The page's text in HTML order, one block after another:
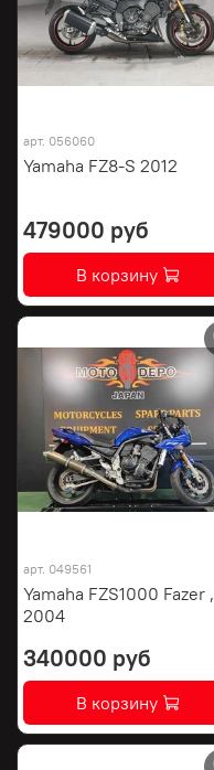
арт. 056060
Yamaha FZ8-S 2012
479000 руб
В корзину
арт. 049561
Yamaha FZS1000 Fazer ,
2004
340000 руб
В корзину